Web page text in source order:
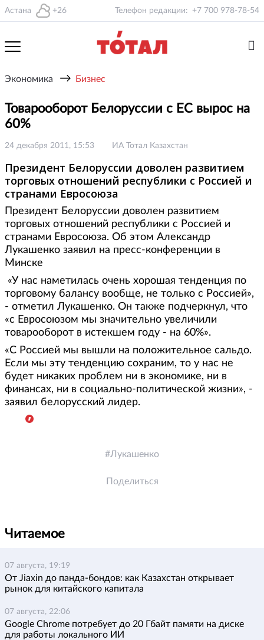
Астана +26 Телефон редакции: +7 700 978-78-54
Экономика → Бизнес
Товарооборот Белоруссии с ЕС вырос на
60%
24 декабря 2011, 15:53 ИА Тотал Казахстан
Президент Белоруссии доволен развитием
торговых отношений республики с Россией и
странами Евросоюза
Президент Белоруссии доволен развитием
торговых отношений республики с Россией и
странами Евросоюза. Об этом Александр
Лукашенко заявил на пресс-конференции в
Минске
«У нас наметилась очень хорошая тенденция по
торговому балансу вообще, не только с Россией»,
- отметил Лукашенко. Он также подчеркнул, что
«с Евросоюзом мы значительно увеличили
товарооборот в истекшем году - на 60%».
«С Россией мы вышли на положительное сальдо.
Если мы эту тенденцию сохраним, то у нас не
будет никаких проблем ни в экономике, ни в
финансах, ни в социально-политической жизни», -
заявил белорусский лидер.
Лукашенко
Поделиться
Читаемое
07 августа, 19:19
От Jiaxin до панда-бондов: как Казахстан открывает
рынок для китайского капитала
07 августа, 22:06
Google Chrome потребует до 20 Гбайт памяти на диске
для работы локального ИИ